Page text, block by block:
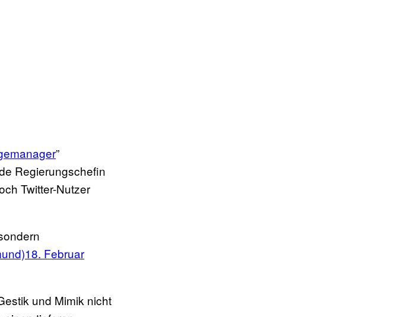
”
Regierungschefin
Twitter-Nutzer
18. Februar
und Mimik nicht